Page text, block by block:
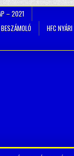
– 2021
HFC